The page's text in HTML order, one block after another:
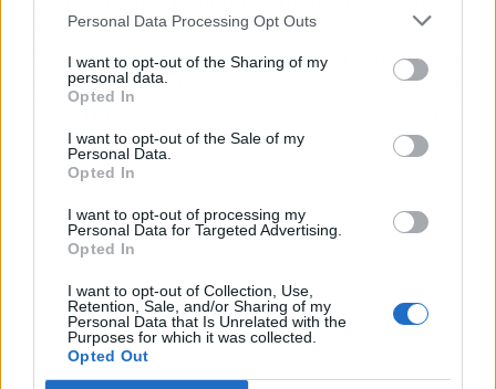
Personal Data Processing Opt Outs
I want to opt-out of the Sharing of my
personal data.
Opted In
I want to opt-out of the Sale of my
Personal Data.
Opted In
I want to opt-out of processing my
Personal Data for Targeted Advertising.
Opted In
I want to opt-out of Collection, Use,
Retention, Sale, and/or Sharing of my
Personal Data that Is Unrelated with the
Purposes for which it was collected.
Opted Out
necesarios, no son soluciones exprés. Para
quien busca piso hoy, la esperanza está en que
los próximos sorteos incluyan más viviendas y
que el ritmo de construcción acabe despegando.